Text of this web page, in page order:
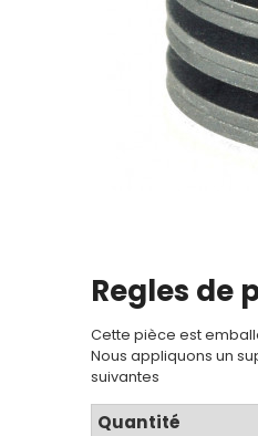
Regles de
Cette pièce est
Nous appliquons un
suivantes
Quantité